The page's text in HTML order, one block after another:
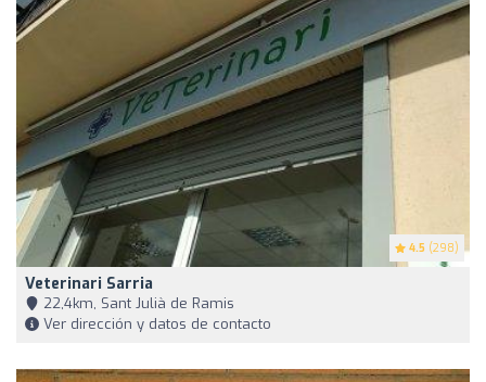
4.5 (298)
Veterinari Sarria
22,4km, Sant Julià de Ramis
Ver dirección y datos de contacto